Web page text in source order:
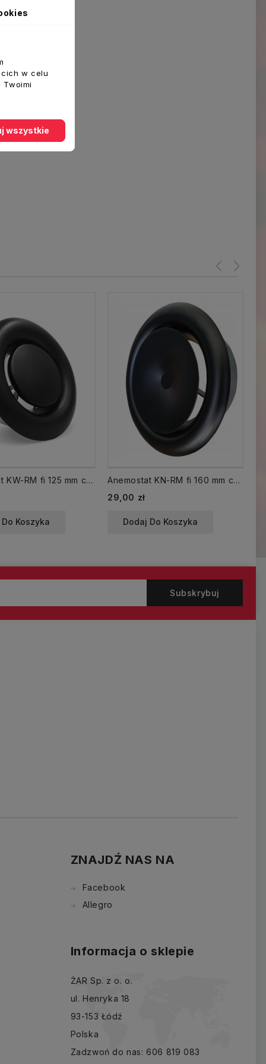
Anemostat KW-RM fi 125 mm czarny wyciągowy
Koszyka
Anemostat KN-RM fi 160 mm czarny nawiewny
Cena
29,00 zł
Dodaj Do Koszyka
ZNAJDŹ NAS NA
Facebook
Allegro
Informacja o sklepie
ŻAR Sp. z o. o.
ul. Henryka 18
93-153 Łódź
Polska
Zadzwoń do nas: 606 819 083
w celu
wszystkie